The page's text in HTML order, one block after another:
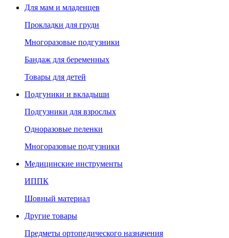
Для мам и младенцев
Прокладки для груди
Многоразовые подгузники
Бандаж для беременных
Товары для детей
Подгуники и вкладыши
Подгузники для взрослых
Одноразовые пеленки
Многоразовые подгузники
Медицинские инструменты
ИППК
Шовный материал
Другие товары
Предметы ортопедического назначения